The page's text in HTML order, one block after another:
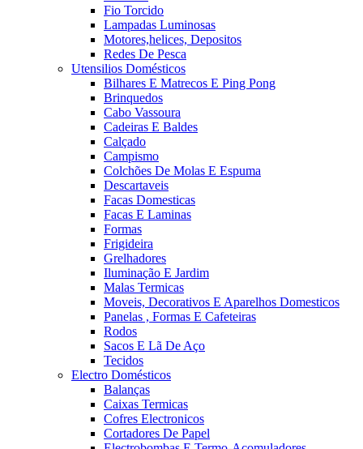
Fio Torcido
Lampadas Luminosas
Motores,helices, Depositos
Redes De Pesca
Utensilios Domésticos
Bilhares E Matrecos E Ping Pong
Brinquedos
Cabo Vassoura
Cadeiras E Baldes
Calçado
Campismo
Colchões De Molas E Espuma
Descartaveis
Facas Domesticas
Facas E Laminas
Formas
Frigideira
Grelhadores
Iluminação E Jardim
Malas Termicas
Moveis, Decorativos E Aparelhos Domesticos
Panelas , Formas E Cafeteiras
Rodos
Sacos E Lã De Aço
Tecidos
Electro Domésticos
Balanças
Caixas Termicas
Cofres Electronicos
Cortadores De Papel